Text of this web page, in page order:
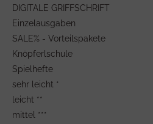
DIGITALE GRIFFSCHRIFT
Einzelausgaben
SALE% - Vorteilspakete
Knöpferlschule
Spielhefte
sehr leicht *
leicht **
mittel ***